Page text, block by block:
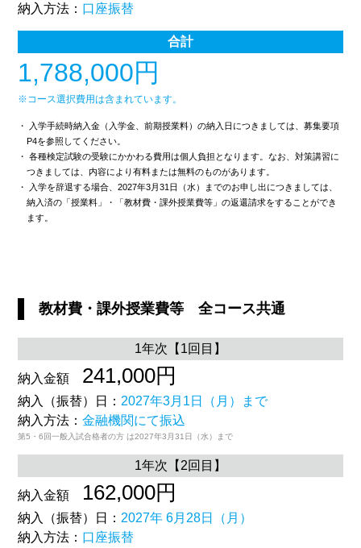
納入方法： 口座振替
合計
1,788,000円
※コース選択費用は含まれています。
・ 入学手続時納入金（入学金、前期授業料）の納入日につきましては、募集要項
P4を参照してください。
・ 各種検定試験の受験にかかわる費用は個人負担となります。なお、対策講習に
つきましては、内容により有料または無料のものがあります。
・ 入学を辞退する場合、2027年3月31日（水）までのお申し出につきましては、
納入済の「授業料」・「教材費・課外授業費等」の返還請求をすることができ
ます。
教材費・課外授業費等 全コース共通
1年次【1回目】
納入金額 241,000円
納入（振替）日： 2027年3月1日（月）まで
納入方法：金融機関にて振込
第5・6回一般入試合格者の方 は2027年3月31日（水）まで
1年次【2回目】
納入金額 162,000円
納入（振替）日： 2027年 6月28日（月）
納入方法： 口座振替